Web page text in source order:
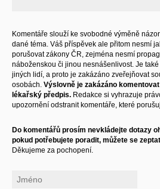
Komentáře slouží ke svobodné výměně
dané téma. Váš příspěvek ale přitom nesmí
porušovat zákony ČR, zejména nesmí
náboženskou či jinou nesnášenlivost. Je
jiných lidí, a proto je zakázáno zveřejňovat
osobách. Výslovně je zakázáno
lékařský předpis. Redakce si vyhrazuje
upozornění odstranit komentáře, které
Do komentářů prosím nevkládejte dotazy
pokud potřebujete poradit, můžete se
Děkujeme za pochopení.